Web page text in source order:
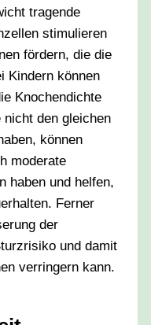
tragende
stimulieren
fördern, die die
Kindern können
Knochendichte
nicht den gleichen
können
moderate
haben und helfen,
Ferner
der
und damit
verringern kann.